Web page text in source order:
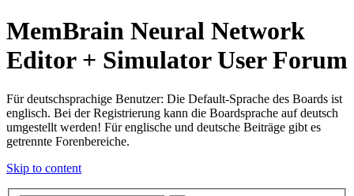
MemBrain Neural Network
Editor + Simulator User Forum
Für deutschsprachige Benutzer: Die Default-Sprache des Boards ist
englisch. Bei der Registrierung kann die Boardsprache auf deutsch
umgestellt werden! Für englische und deutsche Beiträge gibt es
getrennte Forenbereiche.
Skip to content